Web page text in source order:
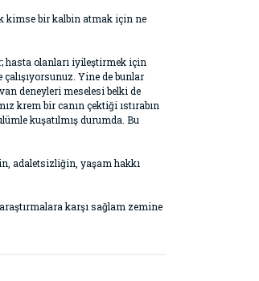
kimse bir kalbin atmak için ne
hasta olanları iyileştirmek için
Yine de bunlar
deneyleri meselesi belki de
krem bir canın çektiği ıstırabın
kuşatılmış durumda. Bu
adaletsizliğin, yaşam hakkı
karşı sağlam zemine